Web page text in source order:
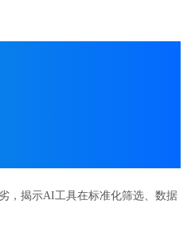
，揭示AI工具在标准化筛选、数据